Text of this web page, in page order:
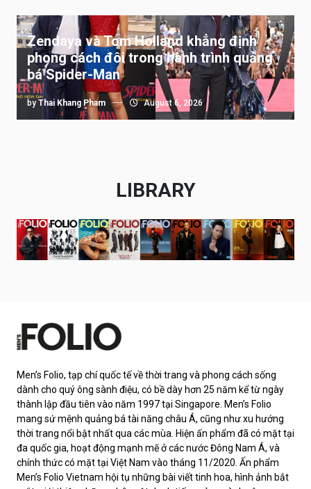
Zendaya và Tom Holland khẳng định
phong cách đôi trong hành trình quảng
bá Spider-Man
by Thai Khang Pham August 6, 2026
LIBRARY
Men’s Folio, tạp chí quốc tế về thời trang và phong cách sống
dành cho quý ông sành điệu, có bề dày hơn 25 năm kể từ ngày
thành lập đầu tiên vào năm 1997 tại Singapore. Men’s Folio
mang sứ mệnh quảng bá tài năng châu Á, cũng như xu hướng
thời trang nổi bật nhất qua các mùa. Hiện ấn phẩm đã có mặt tại
đa quốc gia, hoạt động mạnh mẽ ở các nước Đông Nam Á, và
chính thức có mặt tại Việt Nam vào tháng 11/2020. Ấn phẩm
Men’s Folio Vietnam hội tụ những bài viết tinh hoa, hình ảnh bắt